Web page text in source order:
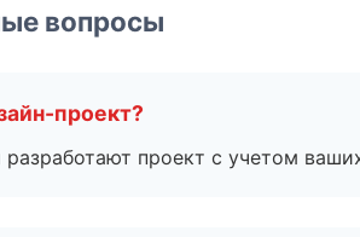
вопросы
проект?
проект с учетом